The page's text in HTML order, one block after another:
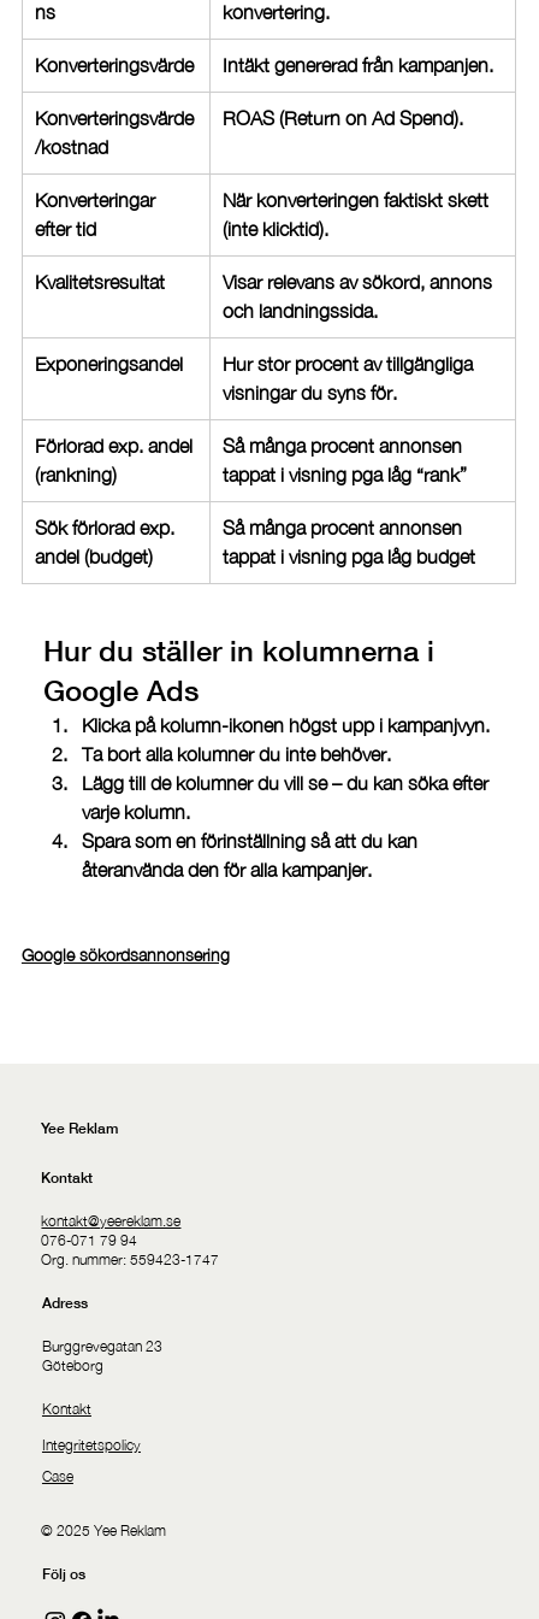
ns
konvertering.
Konverteringsvärde Intäkt genererad från kampanjen.
Konverteringsvärde
/kostnad
ROAS (Return on Ad Spend).
Konverteringar
efter tid
När konverteringen faktiskt skett
(inte klicktid).
Kvalitetsresultat
Visar relevans av sökord, annons
och landningssida.
Exponeringsandel
Hur stor procent av tillgängliga
visningar du syns för.
Förlorad exp. andel
(rankning)
Så många procent annonsen
tappat i visning pga låg “rank”
Sök förlorad exp.
andel (budget)
Så många procent annonsen
tappat i visning pga låg budget
Hur du ställer in kolumnerna i
Google Ads
Klicka på kolumn-ikonen högst upp i kampanjvyn.
Ta bort alla kolumner du inte behöver.
Lägg till de kolumner du vill se – du kan söka efter
varje kolumn.
Spara som en förinställning så att du kan
återanvända den för alla kampanjer.
Google sökordsannonsering
Yee Reklam
Kontakt
kontakt@yeereklam.se
076-071 79 94
Org. nummer: 559423-1747
Adress
Burggrevegatan 23
Göteborg
Kontakt
Integritetspolicy
Case
Följ os
© 2025 Yee Reklam